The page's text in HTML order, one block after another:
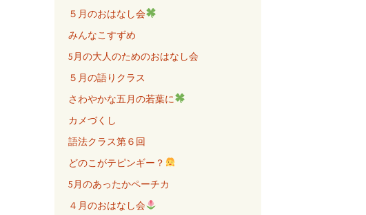
５月のおはなし会
みんなこすずめ
5月の大人のためのおはなし会
５月の語りクラス
さわやかな五月の若葉に
カメづくし
語法クラス第６回
どのこがテピンギー？
5月のあったかペーチカ
４月のおはなし会